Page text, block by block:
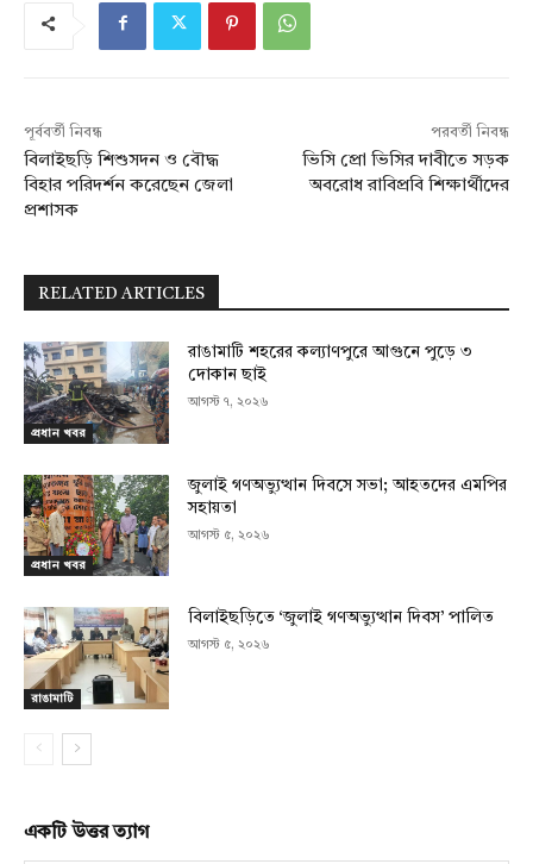
পূর্ববর্তী নিবন্ধ
বিলাইছড়ি শিশুসদন ও বৌদ্ধ
বিহার পরিদর্শন করেছেন জেলা
প্রশাসক
পরবর্তী নিবন্ধ
ভিসি প্রো ভিসির দাবীতে সড়ক
অবরোধ রাবিপ্রবি শিক্ষার্থীদের
RELATED ARTICLES
প্রধান খবর
রাঙামাটি শহরের কল্যাণপুরে আগুনে পুড়ে ৩
দোকান ছাই
আগস্ট ৭, ২০২৬
প্রধান খবর
জুলাই গণঅভ্যুত্থান দিবসে সভা; আহতদের এমপির
সহায়তা
আগস্ট ৫, ২০২৬
রাঙামাটি
বিলাইছড়িতে ‘জুলাই গণঅভ্যুত্থান দিবস’ পালিত
আগস্ট ৫, ২০২৬
একটি উত্তর ত্যাগ